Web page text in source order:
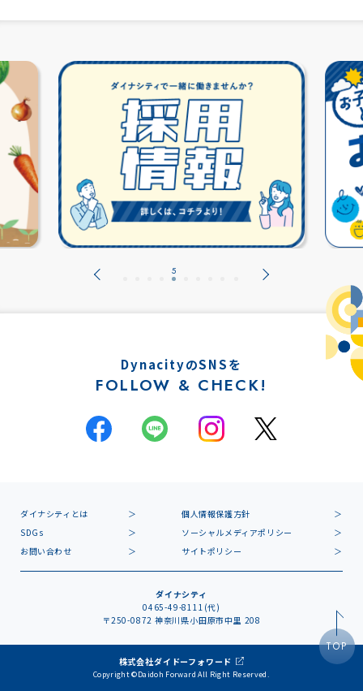
DynacityのSNSを
FOLLOW & CHECK!
ダイナシティとは
個人情報保護方針
SDGs
ソーシャルメディアポリシー
お問い合わせ
サイトポリシー
ダイナシティ
0465-49-8111(代)
〒250-0872 神奈川県小田原市中里 208
TOP
株式会社ダイドーフォワード
Copyright ©Daidoh Forward All Right Reserved.